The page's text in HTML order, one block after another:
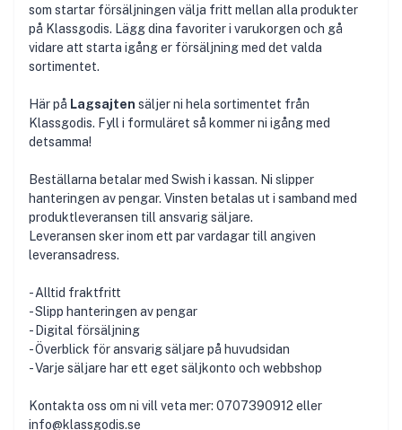
som startar försäljningen välja fritt mellan alla produkter
på Klassgodis. Lägg dina favoriter i varukorgen och gå
vidare att starta igång er försäljning med det valda
sortimentet.
Här på Lagsajten säljer ni hela sortimentet från
Klassgodis. Fyll i formuläret så kommer ni igång med
detsamma!
Beställarna betalar med Swish i kassan. Ni slipper
hanteringen av pengar. Vinsten betalas ut i samband med
produktleveransen till ansvarig säljare.
Leveransen sker inom ett par vardagar till angiven
leveransadress.
- Alltid fraktfritt
- Slipp hanteringen av pengar
- Digital försäljning
- Överblick för ansvarig säljare på huvudsidan
- Varje säljare har ett eget säljkonto och webbshop
Kontakta oss om ni vill veta mer: 0707390912 eller
info@klassgodis.se